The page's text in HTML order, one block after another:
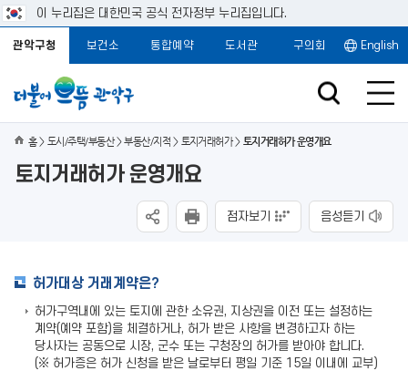
이 누리집은 대한민국 공식 전자정부 누리집입니다.
관악구청 보건소 통합예약 도서관 구의회 English
홈 도시/주택/부동산 부동산/지적 토지거래허가 토지거래허가 운영개요
토지거래허가 운영개요
점자보기 음성듣기
허가대상 거래계약은?
허가구역내에 있는 토지에 관한 소유권, 지상권을 이전 또는 설정하는
계약(예약 포함)을 체결하거나, 허가 받은 사항을 변경하고자 하는
당사자는 공동으로 시장, 군수 또는 구청장의 허가를 받아야 합니다.
(※ 허가증은 허가 신청을 받은 날로부터 평일 기준 15일 이내에 교부)